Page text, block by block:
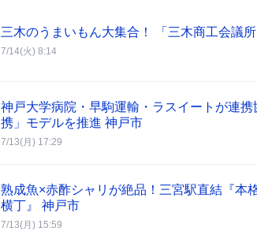
三木のうまいもん大集合！ 「三木商工会議
7/14(火) 8:14
神戸大学病院・早駒運輸・ラスイートが連
携」モデルを推進 神戸市
7/13(月) 17:29
熟成魚×赤酢シャリが絶品！三宮駅直結『本
横丁』 神戸市
7/13(月) 15:59